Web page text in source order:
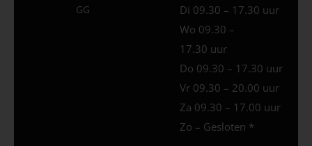
GG
Di 09.30 – 17.30 uur
Wo 09.30 –
17.30 uur
Do 09.30 – 17.30 uur
Vr 09.30 – 20.00 uur
Za 09.30 – 17.00 uur
Zo – Gesloten *